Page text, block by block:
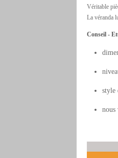
Véritable
La véranda
Conseil -
style
nous